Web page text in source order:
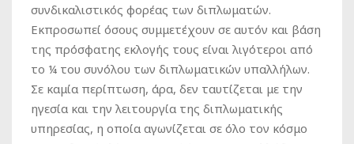
συνδικαλιστικός φορέας των διπλωματών.
Εκπροσωπεί όσους συμμετέχουν σε αυτόν και βάση
της πρόσφατης εκλογής τους είναι λιγότεροι από
το ¼ του συνόλου των διπλωματικών υπαλλήλων.
Σε καμία περίπτωση, άρα, δεν ταυτίζεται με την
ηγεσία και την λειτουργία της διπλωματικής
υπηρεσίας, η οποία αγωνίζεται σε όλο τον κόσμο